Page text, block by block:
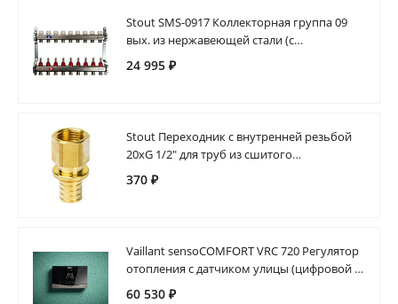
Stout SMS-0917 Коллекторная группа 09
вых. из нержавеющей стали (с
расходомерами)
24 995 ₽
Stout Переходник с внутренней резьбой
20xG 1/2" для труб из сшитого
полиэтилена аксиальный
370 ₽
Vaillant sensoCOMFORT VRC 720 Регулятор
отопления с датчиком улицы (цифровой E-
bus)
60 530 ₽